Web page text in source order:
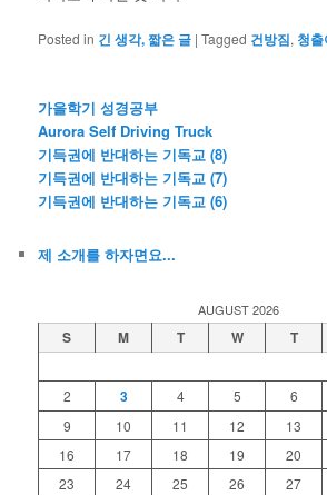
Posted in 긴 생각, 짧은 글 |Tagged 건방짐, 청
가을학기 성경공부
Aurora Self Driving Truck
기득권에 반대하는 기독교 (8)
기득권에 반대하는 기독교 (7)
기득권에 반대하는 기독교 (6)
제 소개를 하자면요...
AUGUST 2026
S M T W T
2
3 4 5 6
9
10 11 12 13
16
17 18 19 20
23
24 25 26 27